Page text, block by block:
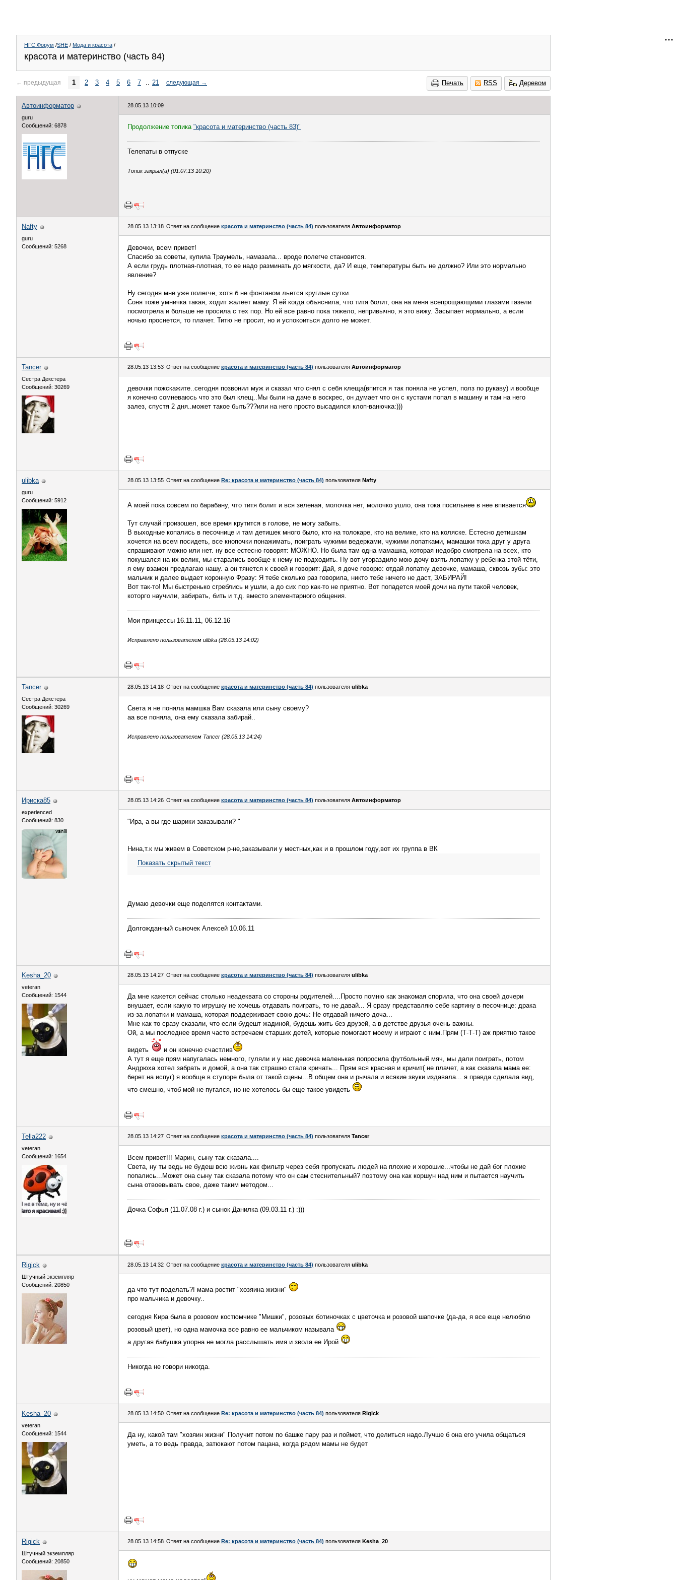
НГС.Форум /SHE / Мода и красота /
красота и материнство (часть 84)
Печать RSS Деревом
← предыдущая 1 2 3 4 5 6 7 .. 21 следующая →
Автоинформатор
guru
Сообщений: 6878
28.05.13 10:09
Продолжение топика "красота и материнство (часть 83)"
Телепаты в отпуске
Топик закрыл(а) (01.07.13 10:20)
Nafty
guru
Сообщений: 5268
28.05.13 13:18 Ответ на сообщение красота и материнство (часть 84) пользователя Автоинформатор
Девочки, всем привет!
Спасибо за советы, купила Траумель, намазала... вроде полегче становится.
А если грудь плотная-плотная, то ее надо разминать до мягкости, да? И еще, температуры быть не должно? Или это нормально
явление?
Ну сегодня мне уже полегче, хотя б не фонтаном льется круглые сутки.
Соня тоже умничка такая, ходит жалеет маму. Я ей когда объяснила, что титя болит, она на меня всепрощающими глазами газели
посмотрела и больше не просила с тех пор. Но ей все равно пока тяжело, непривычно, я это вижу. Засыпает нормально, а если
ночью проснется, то плачет. Титю не просит, но и успокоиться долго не может.
Tancer
Сестра Декстера
Сообщений: 30269
28.05.13 13:53 Ответ на сообщение красота и материнство (часть 84) пользователя Автоинформатор
девочки пожскажите..сегодня позвонил муж и сказал что снял с себя клеща(впится я так поняла не успел, полз по рукаву) и вообще
я конечно сомневаюсь что это был клещ..Мы были на даче в воскрес, он думает что он с кустами попал в машину и там на него
залез, спустя 2 дня..может такое быть???или на него просто высадился клоп-ванючка:)))
ulibka
guru
Сообщений: 5912
28.05.13 13:55 Ответ на сообщение Re: красота и материнство (часть 84) пользователя Nafty
А моей пока совсем по барабану, что титя болит и вся зеленая, молочка нет, молочко ушло, она тока посильнее в нее впивается
Тут случай произошел, все время крутится в голове, не могу забыть.
В выходные копались в песочнице и там детишек много было, кто на толокаре, кто на велике, кто на коляске. Естесно детишкам
хочется на всем посидеть, все кнопочки понажимать, поиграть чужими ведерками, чужими лопатками, мамашки тока друг у друга
спрашивают можно или нет. ну все естесно говорят: МОЖНО. Но была там одна мамашка, которая недобро смотрела на всех, кто
покушался на их велик, мы старались вообще к нему не подходить. Ну вот угораздило мою дочу взять лопатку у ребенка этой тёти,
я ему взамен предлагаю нашу. а он тянется к своей и говорит: Дай, я доче говорю: отдай лопатку девочке, мамаша, сквозь зубы: это
мальчик и далее выдает коронную Фразу: Я тебе сколько раз говорила, никто тебе ничего не даст, ЗАБИРАЙ!
Вот так-то! Мы быстренько сгреблись и ушли, а до сих пор как-то не приятно. Вот попадется моей дочи на пути такой человек,
которго научили, забирать, бить и т.д. вместо элементарного общения.
Мои принцессы 16.11.11, 06.12.16
Исправлено пользователем ulibka (28.05.13 14:02)
Tancer
Сестра Декстера
Сообщений: 30269
28.05.13 14:18 Ответ на сообщение красота и материнство (часть 84) пользователя ulibka
Света я не поняла мамшка Вам сказала или сыну своему?
аа все поняла, она ему сказала забирай..
Исправлено пользователем Tancer (28.05.13 14:24)
Ириска85
experienced
Сообщений: 830
28.05.13 14:26 Ответ на сообщение красота и материнство (часть 84) пользователя Автоинформатор
"Ира, а вы где шарики заказывали? "
Нина,т.к мы живем в Советском р-не,заказывали у местных,как и в прошлом году,вот их группа в ВК
Показать скрытый текст
Думаю девочки еще поделятся контактами.
Долгожданный сыночек Алексей 10.06.11
Kesha_20
veteran
Сообщений: 1544
28.05.13 14:27 Ответ на сообщение красота и материнство (часть 84) пользователя ulibka
Да мне кажется сейчас столько неадеквата со стороны родителей....Просто помню как знакомая спорила, что она своей дочери
внушает, если какую то игрушку не хочешь отдавать поиграть, то не давай... Я сразу представляю себе картину в песочнице: драка
из-за лопатки и мамаша, которая поддерживает свою дочь: Не отдавай ничего доча...
Мне как то сразу сказали, что если будешт жадиной, будешь жить без друзей, а в детстве друзья очень важны.
Ой, а мы последнее время часто встречаем старших детей, которые помогают моему и играют с ним.Прям (Т-Т-Т) аж приятно такое
видеть
и он конечно счастлив
А тут я еще прям напугалась немного, гуляли и у нас девочка маленькая попросила футбольный мяч, мы дали поиграть, потом
Андрюха хотел забрать и домой, а она так страшно стала кричать... Прям вся красная и кричит( не плачет, а как сказала мама ее:
берет на испуг) я вообще в ступоре была от такой сцены...В общем она и рычала и всякие звуки издавала... я правда сделала вид,
что смешно, чтоб мой не пугался, но не хотелось бы еще такое увидеть
Tella222
veteran
Сообщений: 1654
28.05.13 14:27 Ответ на сообщение красота и материнство (часть 84) пользователя Tancer
Всем привет!!! Марин, сыну так сказала....
Света, ну ты ведь не будеш всю жизнь как фильтр через себя пропускать людей на плохие и хорошие...чтобы не дай бог плохие
попались...Может она сыну так сказала потому что он сам стеснительный? поэтому она как коршун над ним и пытается научить
сына отвоевывать свое, даже таким методом...
Дочка Софья (11.07.08 г.) и сынок Данилка (09.03.11 г.) :)))
Rigick
Штучный экземпляр
Сообщений: 20850
28.05.13 14:32 Ответ на сообщение красота и материнство (часть 84) пользователя ulibka
да что тут поделать?! мама ростит "хозяина жизни"
про мальчика и девочку..
сегодня Кира была в розовом костюмчике "Мишки", розовых ботиночках с цветочка и розовой шапочке (да-да, я все еще нелюблю
розовый цвет), но одна мамочка все равно ее мальчиком называла
а другая бабушка упорна не могла расслышать имя и звола ее Ирой
Никогда не говори никогда.
Kesha_20
veteran
Сообщений: 1544
28.05.13 14:50 Ответ на сообщение Re: красота и материнство (часть 84) пользователя Rigick
Да ну, какой там "хозяин жизни" Получит потом по башке пару раз и поймет, что делиться надо.Лучше б она его учила общаться
уметь, а то ведь правда, затюкают потом пацана, когда рядом мамы не будет
Rigick
Штучный экземпляр
Сообщений: 20850
28.05.13 14:58 Ответ на сообщение Re: красота и материнство (часть 84) пользователя Kesha_20